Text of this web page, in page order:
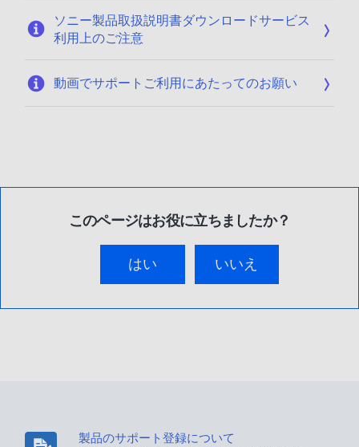
ソニー製品取扱説明書ダウンロードサービス
利用上のご注意
動画でサポートご利用にあたってのお願い
このページはお役に立ちましたか？
はい いいえ
製品のサポート登録について